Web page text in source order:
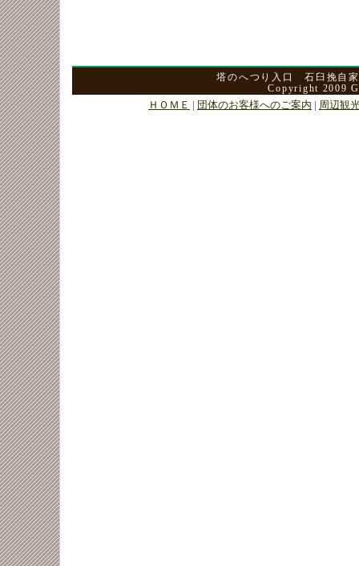
塔のへつり入口 石臼挽自
Copyright 2009
ＨＯＭＥ 団体のお客様へのご案内 周辺観